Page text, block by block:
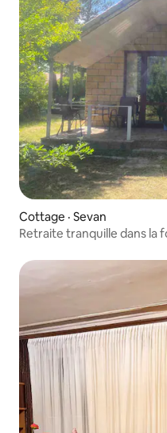
Cottage · Sevan
Retraite tranquille dans